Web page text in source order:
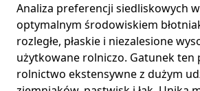
Analiza preferencji siedliskowych
optymalnym środowiskiem
rozległe, płaskie i niezalesione
użytkowane rolniczo. Gatunek ten
rolnictwo ekstensywne z dużym